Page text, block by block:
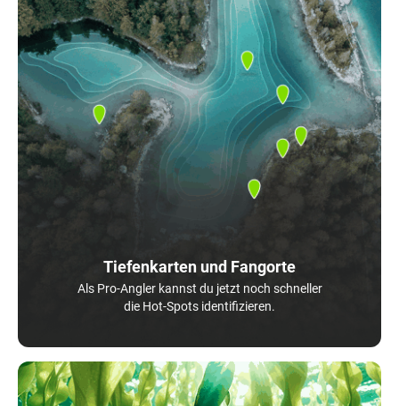
Tiefenkarten und Fangorte
Als Pro-Angler kannst du jetzt noch schneller
die Hot-Spots identifizieren.